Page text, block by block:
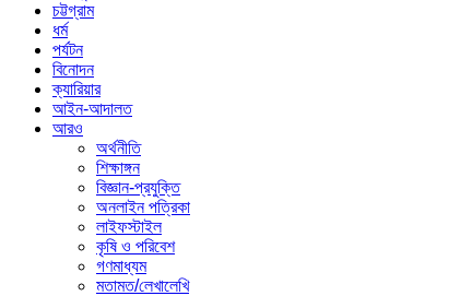
চট্টগ্রাম
ধর্ম
পর্যটন
বিনোদন
ক্যারিয়ার
আইন-আদালত
আরও
অর্থনীতি
শিক্ষাঙ্গন
বিজ্ঞান-প্রযুক্তি
অনলাইন পত্রিকা
লাইফস্টাইল
কৃষি ও পরিবেশ
গণমাধ্যম
মতামত/লেখালেখি